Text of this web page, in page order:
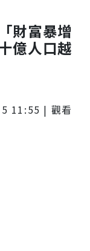
財富暴增
億人口越
11:55 | 觀看